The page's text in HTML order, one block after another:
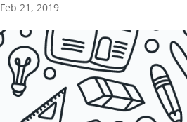
Feb 21, 2019